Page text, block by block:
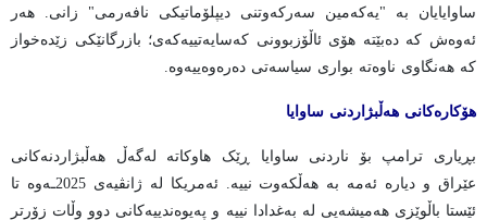
ساوایایان بە "یەکەمین سەرکەوتنی دیپلۆماتیکی نافەرمی" زانی. هەر
ئەوەش کە دەبێتە هۆی ئاڵۆزبوونی کەسایەتییەکەی؛ بازرگانێکی زێدەخواز
کە هەنگاوی ناوەتە بواری سیاسەتی دەرەوەییەوە.
هۆکارەکانی هەڵبژاردنی ساوایا
بڕیاری ترامپ بۆ ناردنی ساوایا ڕێک هاوکاتە لەگەڵ هەڵبژاردنەکانی
عێراق و دیارە ئەمە بە هەڵکەوت نییە. ئەمریکا لە ژانڤیەی 2025ـه‌وە تا
ئێستا باڵوێزی هەمیشەیی لە بەغدادا نییە و پەیوەندییەکانی دوو وڵات زۆرتر